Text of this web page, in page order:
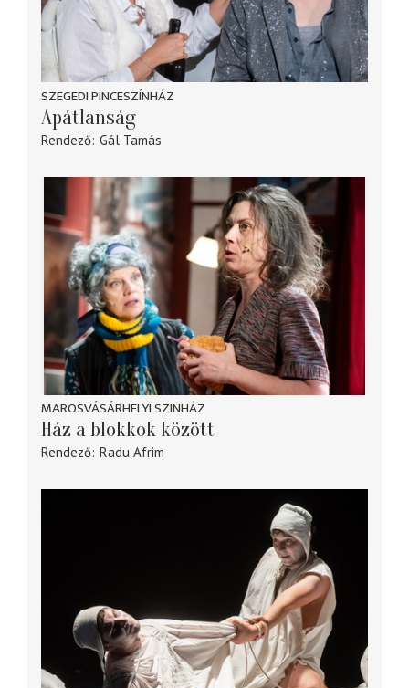
SZEGEDI PINCESZÍNHÁZ
Apátlanság
Rendező Gál Tamás
MAROSVÁSÁRHELYI SZINHÁZ
Ház a blokkok között
Rendező Radu Afrim